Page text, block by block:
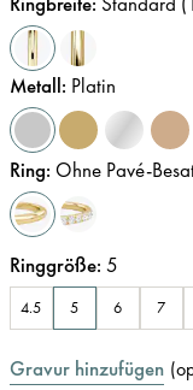
Metall: Platin
Ring: Ohne Pavé-
Ringgröße: 5
4.5 5 6 7
Gravur hinzufügen (